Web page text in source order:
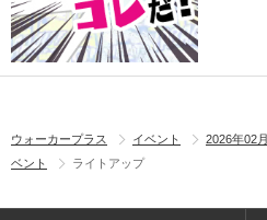
ウォーカープラス イベント 2026年02月
ベント
ライトアップ